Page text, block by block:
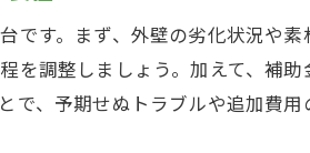
です。まず、外壁の劣化状況や
を調整しましょう。加えて、補
、予期せぬトラブルや追加費用